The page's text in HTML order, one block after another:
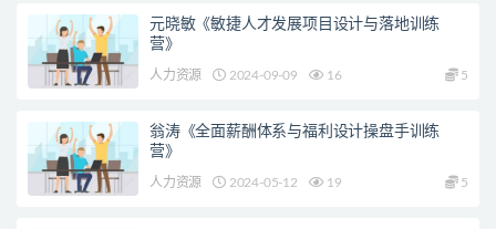
元晓敏《敏捷人才发展项目设计与落地训练
营》
人力资源 2024-09-09 16 5
翁涛《全面薪酬体系与福利设计操盘手训练
营》
人力资源 2024-05-12 19 5